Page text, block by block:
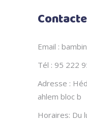
Email :
Tél : 95 222
Adresse :
ahlem bloc b
Horaires: Du